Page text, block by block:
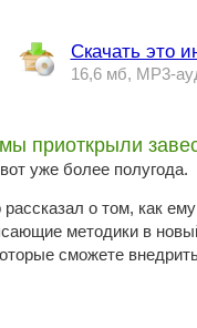
Скачать это
16,6 мб, MP3-
приоткрыли
уже более полугода.
о том, как
методики в
сможете